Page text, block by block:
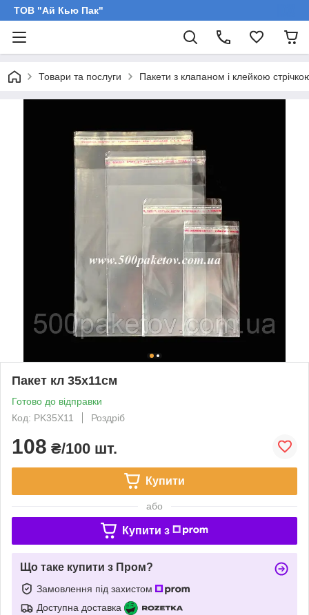
ТОВ "Ай Кью Пак"
Товари та послуги Пакети з клапаном і клейкою
Пакет кл 35х11см
Готово до відправки
Код: PK35X11
Роздріб
108 ₴/100 шт.
Купити
або
Купити з
Що таке купити з Пром?
Замовлення під захистом
Доступна доставка